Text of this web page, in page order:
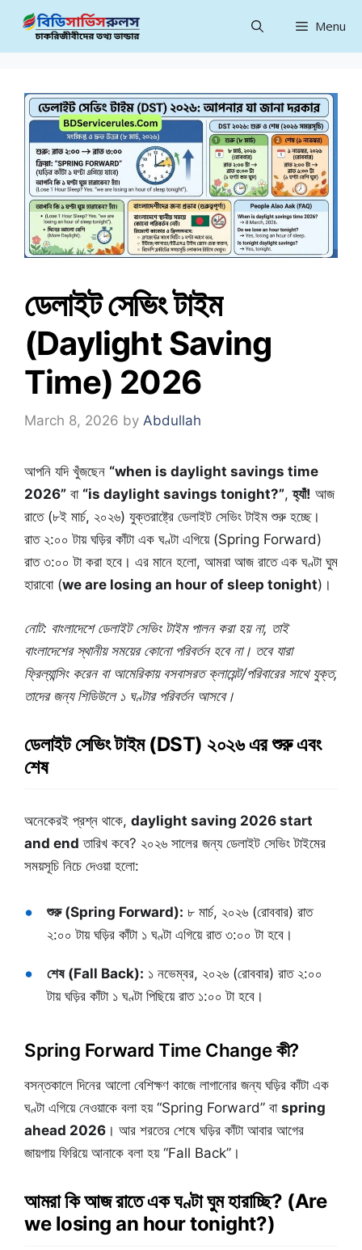
content
Menu
ডেলাইট সেভিং টাইম
(Daylight Saving
Time) 2026
March 8, 2026 by Abdullah
আপনি যদি খুঁজছেন “when is daylight savings time
2026” বা “is daylight savings tonight?”,হ্যাঁ! আজ
রাতে (৮ই মার্চ, ২০২৬) যুক্তরাষ্ট্রে ডেলাইট সেভিং টাইম শুরু হচ্ছে।
রাত ২:০০ টায় ঘড়ির কাঁটা এক ঘণ্টা এগিয়ে (Spring Forward)
রাত ৩:০০ টা করা হবে। এর মানে হলো, আমরা আজ রাতে এক ঘণ্টা ঘুম
হারাবো (we are losing an hour of sleep tonight)।
নোট: বাংলাদেশে ডেলাইট সেভিং টাইম পালন করা হয় না, তাই
বাংলাদেশের স্থানীয় সময়ের কোনো পরিবর্তন হবে না। তবে যারা
ফ্রিল্যান্সিং করেন বা আমেরিকায় বসবাসরত ক্লায়েন্ট/পরিবারের সাথে যুক্ত,
তাদের জন্য শিডিউলে ১ ঘণ্টার পরিবর্তন আসবে।
ডেলাইট সেভিং টাইম (DST) ২০২৬ এর শুরু এবং
শেষ
অনেকেরই প্রশ্ন থাকে, daylight saving 2026 start
and end তারিখ কবে? ২০২৬ সালের জন্য ডেলাইট সেভিং টাইমের
সময়সূচি নিচে দেওয়া হলো:
শুরু (Spring Forward): ৮ মার্চ, ২০২৬ (রোববার) রাত
২:০০ টায় ঘড়ির কাঁটা ১ ঘণ্টা এগিয়ে রাত ৩:০০ টা হবে।
শেষ (Fall Back): ১ নভেম্বর, ২০২৬ (রোববার) রাত ২:০০
টায় ঘড়ির কাঁটা ১ ঘণ্টা পিছিয়ে রাত ১:০০ টা হবে।
Spring Forward Time Change কী?
বসন্তকালে দিনের আলো বেশিক্ষণ কাজে লাগানোর জন্য ঘড়ির কাঁটা এক
ঘণ্টা এগিয়ে নেওয়াকে বলা হয় “Spring Forward” বা spring
ahead 2026 । আর শরতের শেষে ঘড়ির কাঁটা আবার আগের
জায়গায় ফিরিয়ে আনাকে বলা হয় “Fall Back”।
আমরা কি আজ রাতে এক ঘণ্টা ঘুম হারাচ্ছি? (Are
we losing an hour tonight?)